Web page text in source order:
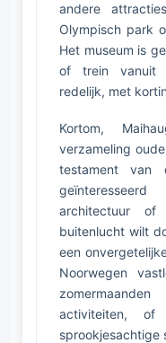
andere
Olympisch park
Het museum is
of trein vanuit
redelijk, met
Kortom,
verzameling
testament
architectuur
buitenlucht wilt
een
Noorwegen
activiteiten,
sprookjesachtige